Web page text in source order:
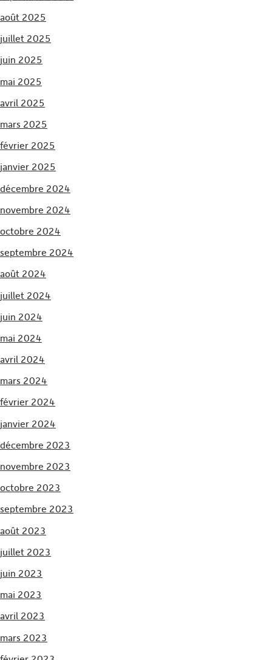
août 2025
juillet 2025
juin 2025
mai 2025
avril 2025
mars 2025
février 2025
janvier 2025
décembre 2024
novembre 2024
octobre 2024
septembre 2024
août 2024
juillet 2024
juin 2024
mai 2024
avril 2024
mars 2024
février 2024
janvier 2024
décembre 2023
novembre 2023
octobre 2023
septembre 2023
août 2023
juillet 2023
juin 2023
mai 2023
avril 2023
mars 2023